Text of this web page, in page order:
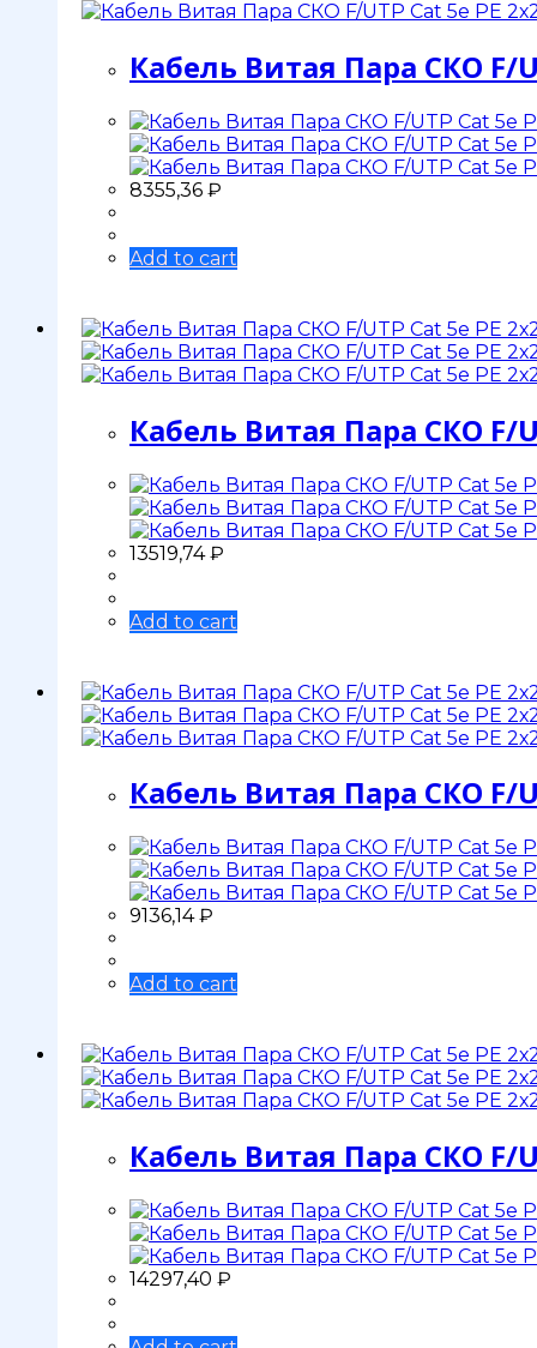
Кабель Витая Пара СКО F/
8355,36 ₽
Add to cart
Кабель Витая Пара СКО F/
13519,74₽
Add to cart
Кабель Витая Пара СКО F/
9136,14₽
Add to cart
Кабель Витая Пара СКО F/
14297,40 ₽